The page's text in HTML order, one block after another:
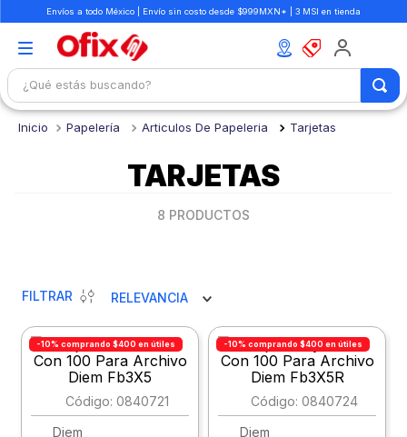
Envíos a todo México | Envío sin costo desde $999MXN* | 3 MSI en tienda
¿Qué estás buscando?
Papelería Articulos De Papeleria Tarjetas
TARJETAS
8 PRODUCTOS
FILTRAR RELEVANCIA
-10% comprando $400 en útiles
: 0840721
Diem
-10% comprando $400 en útiles
: 0840724
Diem
TÉRMINOS MÁS BUSCADOS
boligrafo
7.
escolar
sacapuntas
lapiz